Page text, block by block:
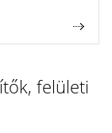
felületi